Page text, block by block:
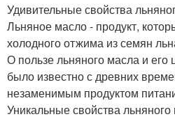
Удивительные свойства
Льняное масло - продукт,
холодного отжима из семян
О пользе льняного масла и его
было известно с древних
незаменимым продуктом
Уникальные свойства